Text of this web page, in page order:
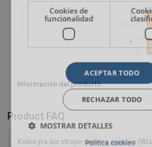
10
-
Capacidad y dimensiones
Rango de Carga Máxima de Trabajo
Rango de longitud útil (EWL):
Cuándo elegir este producto
Ideal para:
Product FAQ
Kokia yra šio stropo darbinė apkrova
Cookies de
funcionalidad
ACEPTAR TODO
RECHAZAR TODO
MOSTRAR DETALLES
Politica cookies